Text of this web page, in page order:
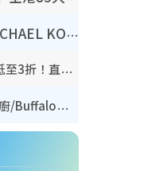
開倉優惠｜銅鑼灣MICHAEL KORS開倉低至17折！直擊$500起買手袋/銀包/鞋款 必買經典Jet Set系列
開倉優惠｜馬拉松開倉低至3折！直擊$99起買adidas／New Balance／Puma鞋款 STANLEY保溫杯劈價至$119起
廚具優惠｜普樂氏/意美廚/Buffalo廚具低至3折！$89起買煎鍋／炒鑊／個人鍋 同場小家電激減至$99起